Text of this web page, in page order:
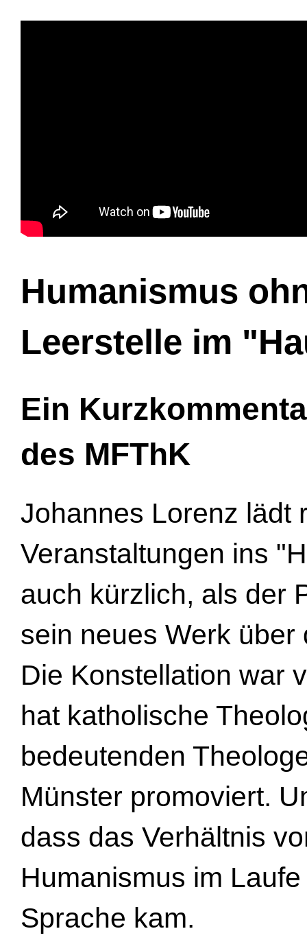
Humanismus
Leerstelle im
Ein
des MFThK
Johannes Lorenz lädt
Veranstaltungen ins
auch kürzlich, als der
sein neues Werk
Die Konstellation war
hat katholische
bedeutenden
Münster promoviert.
dass das Verhältnis
Humanismus im
Sprache kam.